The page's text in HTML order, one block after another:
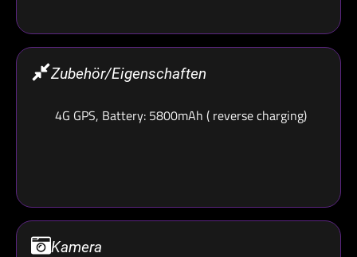
Zubehör/Eigenschaften
4G GPS, Battery: 5800mAh ( reverse charging)
Kamera